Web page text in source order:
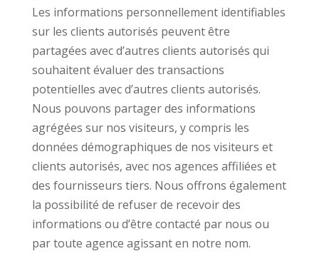
Les informations personnellement identifiables
sur les clients autorisés peuvent être
partagées avec d’autres clients autorisés qui
souhaitent évaluer des transactions
potentielles avec d’autres clients autorisés.
Nous pouvons partager des informations
agrégées sur nos visiteurs, y compris les
données démographiques de nos visiteurs et
clients autorisés, avec nos agences affiliées et
des fournisseurs tiers. Nous offrons également
la possibilité de refuser de recevoir des
informations ou d’être contacté par nous ou
par toute agence agissant en notre nom.